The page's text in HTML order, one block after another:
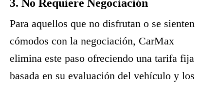
3. No Requiere Negociación
Para aquellos que no disfrutan o se sienten
cómodos con la negociación, CarMax
elimina este paso ofreciendo una tarifa fija
basada en su evaluación del vehículo y los